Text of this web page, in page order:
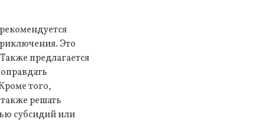
Это
предлагается
того,
решать
субсидий или